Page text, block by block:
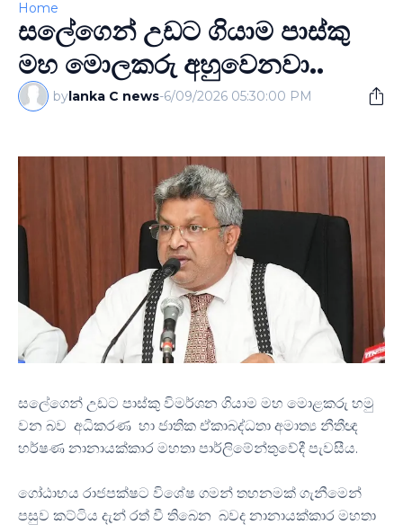
Home
සලේගෙන් උඩට ගියාම පාස්කු
මහ මොලකරු අහුවෙනවා..
bylanka C news-6/09/2026 05:30:00 PM
සලේගෙන් උඩට පාස්කු විමර්ශන ගියාම මහ මොළකරු හමු
වන බව අධිකරණ හා ජාතික ඒකාබද්ධතා අමාත්‍ය නීතීඥ
හර්ෂණ නානායක්කාර මහතා පාර්ලිමේන්තුවේදී පැවසීය.
ගෝඨාභය රාජපක්ෂට විශේෂ ගමන් තහනමක් ගැනීමෙන්
පසුව කට්ටිය දැන් රත් වී තිබෙන බවද නානායක්කාර මහතා